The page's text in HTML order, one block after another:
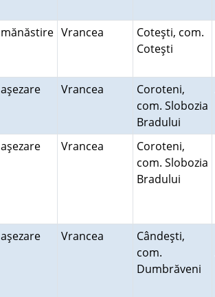
mănăstire Vrancea
Coteşti, com.
Coteşti
aşezare Vrancea
Coroteni,
com. Slobozia
Bradului
aşezare Vrancea
Coroteni,
com. Slobozia
Bradului
aşezare Vrancea
Cândeşti,
com.
Dumbrăveni